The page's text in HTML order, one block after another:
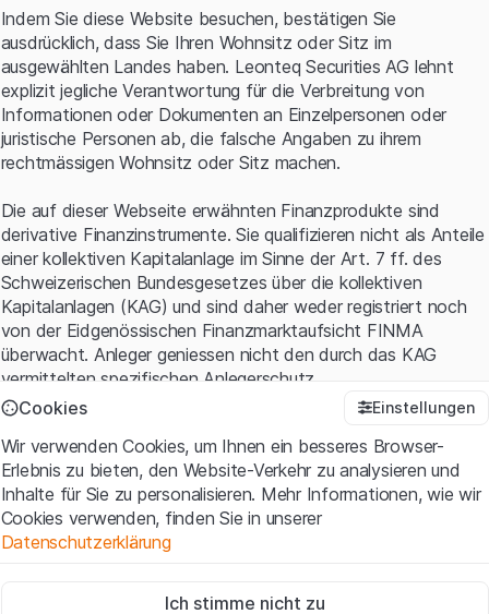
Serverfehler.
Indem Sie diese Website besuchen, bestätigen Sie
ausdrücklich, dass Sie Ihren Wohnsitz oder Sitz im
ausgewählten Landes haben. Leonteq Securities AG lehnt
explizit jegliche Verantwortung für die Verbreitung von
Informationen oder Dokumenten an Einzelpersonen oder
juristische Personen ab, die falsche Angaben zu ihrem
rechtmässigen Wohnsitz oder Sitz machen.
Die auf dieser Webseite erwähnten Finanzprodukte sind
derivative Finanzinstrumente. Sie qualifizieren nicht als Anteile
einer kollektiven Kapitalanlage im Sinne der Art. 7 ff. des
Schweizerischen Bundesgesetzes über die kollektiven
Kapitalanlagen (KAG) und sind daher weder registriert noch
von der Eidgenössischen Finanzmarktaufsicht FINMA
überwacht. Anleger geniessen nicht den durch das KAG
vermittelten spezifischen Anlegerschutz.
Mit dem Zugriff auf diese Website der Leonteq Securities AG
(die "Website") erklären Sie, dass Sie die rechtlichen
Informationen und die wichtigen Hinweise und
Nutzungsbedingungenverstanden haben und akzeptieren.
Wenn Sie mit den Nutzungsbedingungen nicht einverstanden
Cookies Einstellungen
Wir verwenden Cookies, um Ihnen ein besseres Browser-
Erlebnis zu bieten, den Website-Verkehr zu analysieren und
Inhalte für Sie zu personalisieren. Mehr Informationen, wie wir
Cookies verwenden, finden Sie in unserer
Datenschutzerklärung
Diese Cookies sind für die Website erforderlich und können nicht
Ich stimme nicht zu